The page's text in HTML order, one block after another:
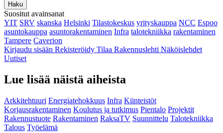
Haku
Suositut avainsanat
YIT SRV skanska Helsinki Tilastokeskus yrityskauppa NCC Espoo
asuntokauppa asuntorakentaminen Infra talotekniikka rakentaminen
Tampere Caverion
Kirjaudu sisään Rekisteröidy Tilaa Rakennuslehti Näköislehdet
Uutiset
Lue lisää näistä aiheista
Arkkitehtuuri Energiatehokkuus Infra Kiinteistöt
Korjausrakentaminen Koulutus ja tutkimus Pientalo Projektit
Rakennustuote Rakentaminen RaksaTV Suunnittelu Talotekniikka
Talous Työelämä